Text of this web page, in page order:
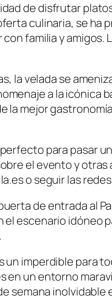
de disfrutar
culinaria, se ha
familia y amigos.
la velada se
a la icónica
la mejor
para pasar
el evento y
o seguir las
de entrada al
el escenario idóneo
un imperdible para
un entorno
semana inolvidable